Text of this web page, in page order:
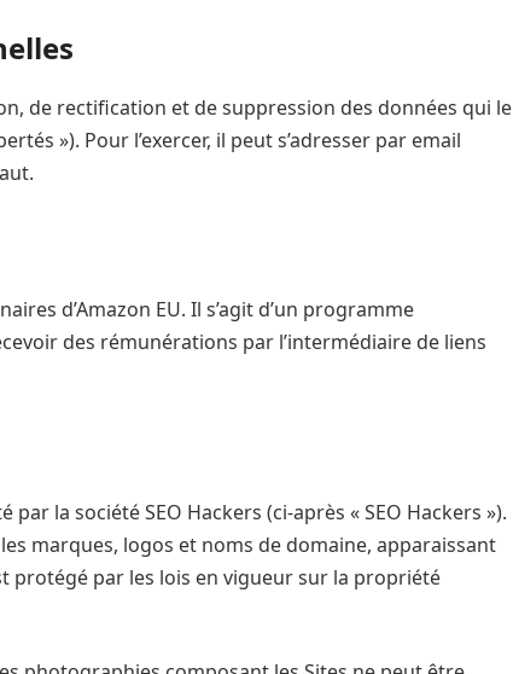
de rectification et de suppression des données qui le
»). Pour l’exercer, il peut s’adresser par email
d’Amazon EU. Il s’agit d’un programme
des rémunérations par l’intermédiaire de liens
la société SEO Hackers (ci-après « SEO Hackers »).
marques, logos et noms de domaine, apparaissant
protégé par les lois en vigueur sur la propriété